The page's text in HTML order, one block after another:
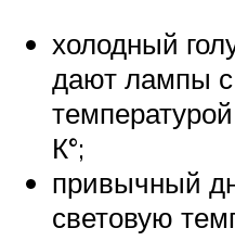
холодный
дают лампы с
К°;
привычный
световую